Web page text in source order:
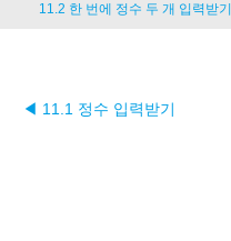
11.2 한 번에 정수 두 개 입력받기
◀ 11.1 정수 입력받기